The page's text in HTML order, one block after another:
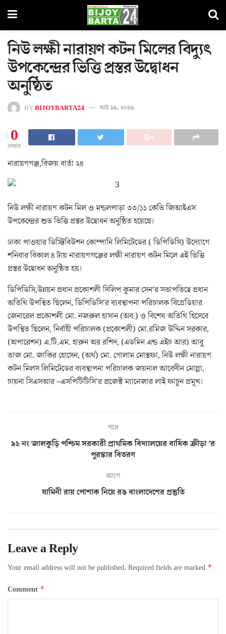
নিউ লক্ষী নারায়ণ কটন মিলের বিদ্যুৎ
উপকেন্দ্রের ভিত্তি প্রস্তর উদ্বোধন
অনুষ্ঠিত
BYBIJOYBARTA24 মার্চ ১৯, ২০১৬
0
শেয়ার
নারায়ণগঞ্জ,বিজয় বার্তা ২৪
নিউ লক্ষী নারায়ণ কটন মিল ও মন্ডলপাড়া ৩৩/১১ কেভি জিআইএস
উপকেন্দ্রের শুভ ভিত্তি প্রস্তর উদ্বোধন অনুষ্ঠিত হয়েছে।
ঢাকা পাওয়ার ডিস্ট্রিবিউশন কোম্পানি লিমিটেডের ( ডিপিডিসি) উদ্যোগে
শনিবার বিকাল ৪ টায় নারায়ণগঞ্জের লক্ষী নারায়ণ কটন মিলে এই ভিত্তি
প্রস্তর উদ্বোধন অনুষ্ঠিত হয়।
ডিপিডিসি,উন্নয়ন প্রধান প্রকোশলী দিলিপ কুমার সেন’র সভাপতিত্বে প্রধান
অতিথি উপস্থিত ছিলেন, ডিপিডিসি’র ব্যবস্থাপনা পরিচালক বিগ্রেডিয়ার
জেনারেল প্রকোশলী মো. নজরুল হাসান (অব.) ও বিশেষ অতিথি হিসেবে
উপস্থিত ছিলেন, নির্বাহী পরিচালক (প্রকোশলী) মো.রমিজ উদ্দিন সরকার,
(অপারেশন) এ.টি.এম. হারুন অর রশিদ, (এডমিন এন্ড এইচ আর) আবু
তাজ মো. জাকির হোসেন, (অর্থ) মো. গোলাম মোস্তফা, নিউ লক্ষী নারায়ণ
কটন মিলস লিমিটেডের ব্যবস্থাপনা পরিচালক জয়নাল আবেদীন মোল্লা,
চায়না সিএসআর –এসপিটিটিসি’র প্রজেক্ট ম্যানেজার লাই ফাচুন প্রমূখ।
পরে
৯১ নং জালকুড়ি পশ্চিম সরকারী প্রাথমিক বিদ্যালয়ের বার্ষিক ক্রীড়া ’র
পুরস্কার বিতরণ
আগে
যামিনী রায় পোশাক নিয়ে রঙ বাংলাদেশের প্রস্তুতি
Leave a Reply
Your email address will not be published. Required fields are marked *
Comment *